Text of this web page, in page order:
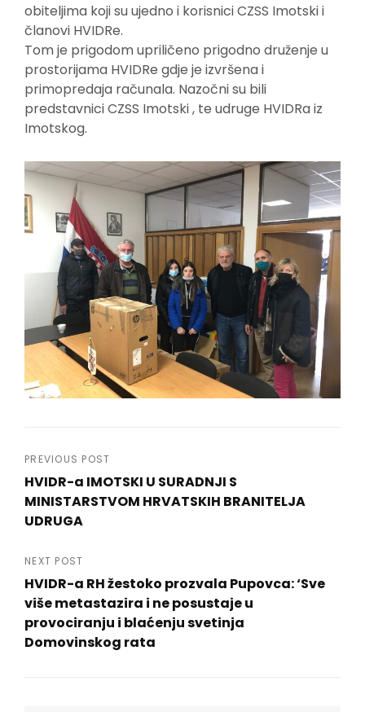
obiteljima koji su ujedno i korisnici CZSS Imotski i
članovi HVIDRe.
Tom je prigodom upriličeno prigodno druženje u
prostorijama HVIDRe gdje je izvršena i
primopredaja računala. Nazočni su bili
predstavnici CZSS Imotski , te udruge HVIDRa iz
Imotskog.
Navigacija
objava
PREVIOUS POST
HVIDR-a IMOTSKI U SURADNJI S
MINISTARSTVOM HRVATSKIH BRANITELJA
UDRUGA
Post
NEXT POST
HVIDR-a RH žestoko prozvala Pupovca: ‘Sve
više metastazira i ne posustaje u
provociranju i blaćenju svetinja
Domovinskog rata